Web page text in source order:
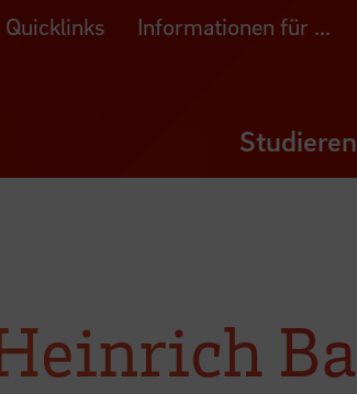
Quicklinks Informationen für ...
Studieren